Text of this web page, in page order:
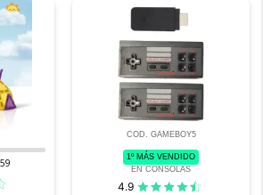
COD. GAMEBOY5
1º MÁS VENDIDO
EN CONSOLAS
4.9